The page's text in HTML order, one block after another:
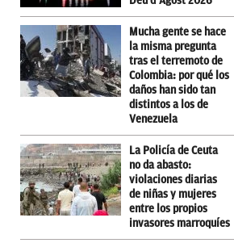
Mucha gente se hace
la misma pregunta
tras el terremoto de
Colombia: por qué los
daños han sido tan
distintos a los de
Venezuela
La Policía de Ceuta
no da abasto:
violaciones diarias
de niñas y mujeres
entre los propios
invasores marroquíes